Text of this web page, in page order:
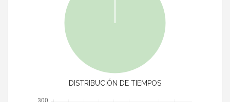
DISTRIBUCIÓN DE TIEMPOS